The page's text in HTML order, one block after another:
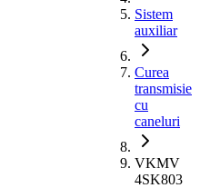
Sistem
auxiliar
Curea
transmisie
cu
caneluri
VKMV
4SK803